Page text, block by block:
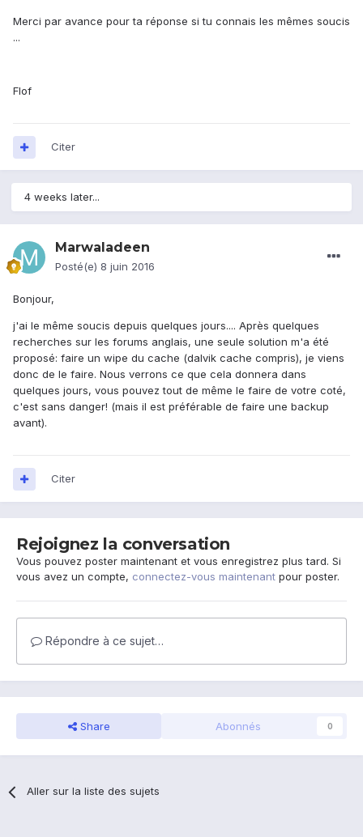
Merci par avance pour ta réponse si tu connais les mêmes soucis
...
Flof
Citer
4 weeks later...
Marwaladeen
Posté(e) 8 juin 2016
Bonjour,
j'ai le même soucis depuis quelques jours.... Après quelques
recherches sur les forums anglais, une seule solution m'a été
proposé: faire un wipe du cache (dalvik cache compris), je viens
donc de le faire. Nous verrons ce que cela donnera dans
quelques jours, vous pouvez tout de même le faire de votre coté,
c'est sans danger! (mais il est préférable de faire une backup
avant).
Citer
Rejoignez la conversation
Vous pouvez poster maintenant et vous enregistrez plus tard. Si
vous avez un compte, connectez-vous maintenant pour poster.
Répondre à ce sujet…
Share Abonnés 0
Aller sur la liste des sujets